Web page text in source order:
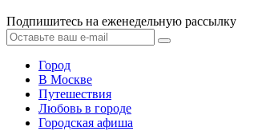
Подпишитесь на еженедельную рассылку
Город
В Москве
Путешествия
Любовь в городе
Городская афиша